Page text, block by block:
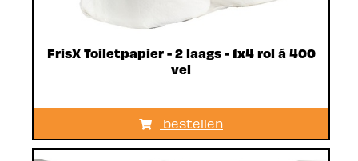
FrisX Toiletpapier - 2 laags - 1x4 rol á 400
vel
bestellen